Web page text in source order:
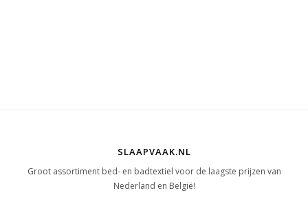
SLAAPVAAK.NL
Groot assortiment bed- en badtextiel voor de laagste prijzen van
Nederland en België!